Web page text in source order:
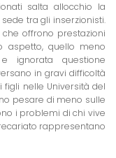
salta allocchio la
tra gli inserzionisti.
offrono prestazioni
aspetto, quello meno
questione
in gravi difficoltà
nelle Università del
pesare di meno sulle
i problemi di chi vive
rappresentano